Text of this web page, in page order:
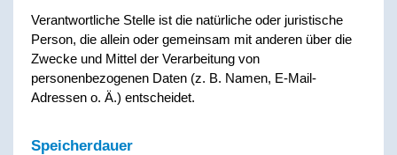
Verantwortliche Stelle ist die natürliche oder juristische
Person, die allein oder gemeinsam mit anderen über die
Zwecke und Mittel der Verarbeitung von
personenbezogenen Daten (z. B. Namen, E-Mail-
Adressen o. Ä.) entscheidet.
Speicherdauer